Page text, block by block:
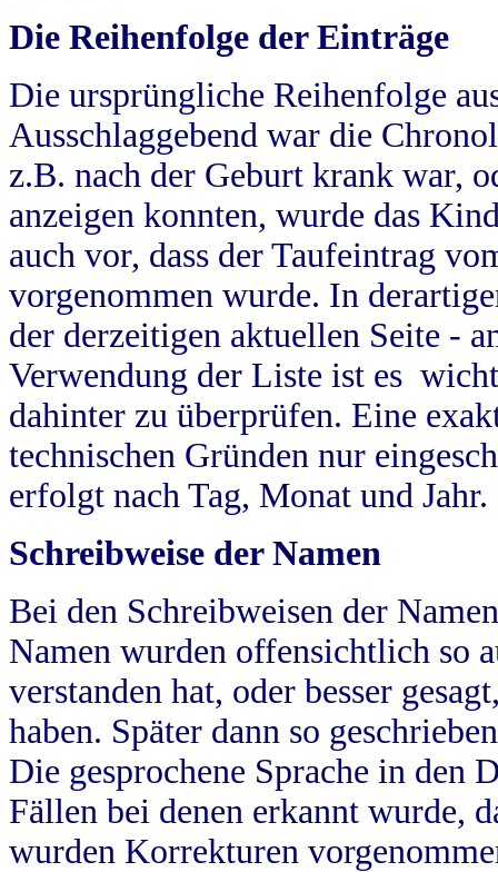
Die Reihenfolge der Einträge
Die ursprüngliche Reihenfolge
Ausschlaggebend war die
z.B. nach der Geburt krank war,
anzeigen konnten, wurde das
auch vor, dass der Taufeintrag
vorgenommen wurde. In
der derzeitigen aktuellen Seite -
Verwendung der Liste ist es
dahinter zu überprüfen. Eine
technischen Gründen nur
erfolgt nach Tag, Monat und Jahr.
Schreibweise der Namen
Bei den Schreibweisen der
Namen wurden offensichtlich so
verstanden hat, oder besser
haben. Später dann so
Die gesprochene Sprache in
Fällen bei denen erkannt wurde,
wurden Korrekturen